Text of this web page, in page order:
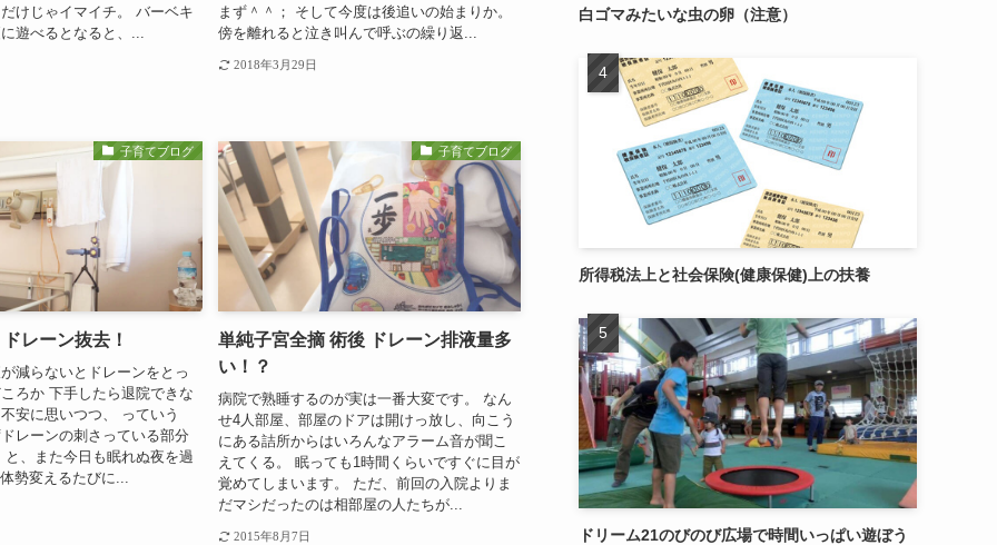
けじゃイマイチ。 バーベキ
遊べるとなると、...
まず＾＾； そして今度は後追いの始まりか。
傍を離れると泣き叫んで呼ぶの繰り返...
2018年3月29日
子育てブログ
レーン抜去！
減らないとドレーンをとっ
ろか 下手したら退院できな
安に思いつつ、 っていう
レーンの刺さっている部分
と、また今日も眠れぬ夜を過
勢変えるたびに...
子育てブログ
単純子宮全摘 術後 ドレーン排液量多
い！？
病院で熟睡するのが実は一番大変です。 なん
せ4人部屋、部屋のドアは開けっ放し、向こう
にある詰所からはいろんなアラーム音が聞こ
えてくる。 眠っても1時間くらいですぐに目が
覚めてしまいます。 ただ、前回の入院よりま
だマシだったのは相部屋の人たちが...
2015年8月7日
白ゴマみたいな虫の卵（注意）
所得税法上と社会保険(健康保健)上の扶養
ドリーム21のびのび広場で時間いっぱい遊ぼう